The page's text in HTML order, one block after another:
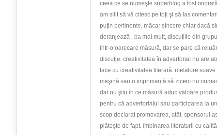
ceea ce se numeşte superblog a fost
am silit să vă citesc pe toţi şi să las
puţin pertinente, măcar sincere chiar dacă
deranjează . ba mai mult, discuţiile din
într-o oarecare măsură, dar se pare că
discuţie: creativitatea în advertorial nu are
face cu creativitatea literară. metafore
maşină sau o imprimantă să zicem nu
dar nu ştiu în ce măsură aduc valoare
pentru că advertorialul sau participarea la
scop declarat promovarea, atât. sponsorul
plăteşte de fapt. îmbinarea literaturii cu